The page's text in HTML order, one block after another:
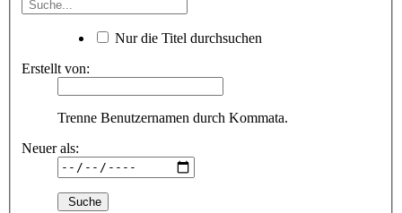
Nur die Titel durchsuchen
Erstellt von:
Trenne Benutzernamen durch Kommata.
Neuer als: